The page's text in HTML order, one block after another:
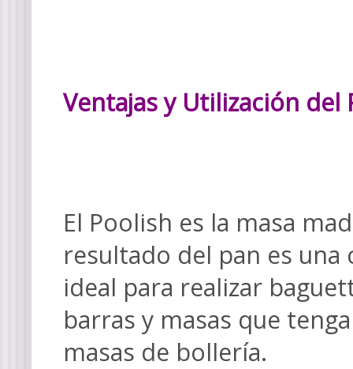
Ventajas y Utilización del
El Poolish es la masa
resultado del pan es una
ideal para realizar
barras y masas que
masas de bollería.